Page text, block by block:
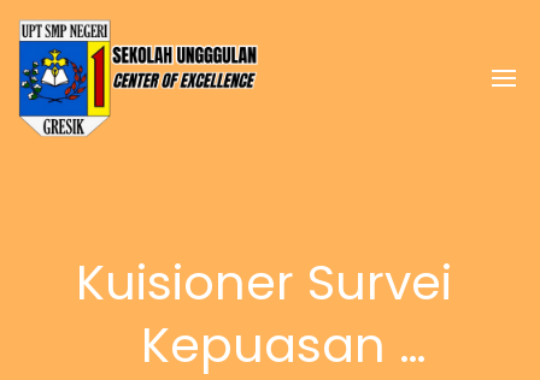
Kuisioner Survei
Kepuasan